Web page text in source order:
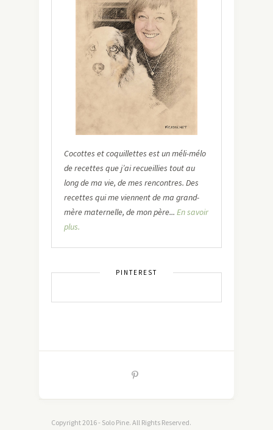
Cocottes et coquillettes est un méli-mélo
de recettes que j’ai recueillies tout au
long de ma vie, de mes rencontres. Des
recettes qui me viennent de ma grand-
mère maternelle, de mon père... En savoir
plus.
PINTEREST
Copyright 2016 - Solo Pine. All Rights Reserved.